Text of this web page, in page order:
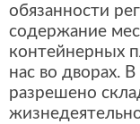
обязанности
содержание
контейнерных
нас во дворах.
разрешено